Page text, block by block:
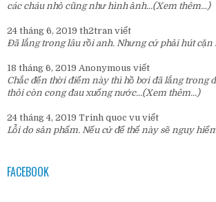
các cháu nhỏ cũng như hình ảnh...(Xem thêm...)
24 tháng 6, 2019 th2tran viết
Đã lắng trong lâu rồi anh. Nhưng cứ phải hút cặn
18 tháng 6, 2019 Anonymous viết
Chắc đến thời điểm này thì hồ bơi đã lắng trong
thôi còn cong đau xuống nước...(Xem thêm...)
24 tháng 4, 2019 Trinh quoc vu viết
Lỗi do sản phẩm. Nếu cứ để thế này sẽ nguy
FACEBOOK